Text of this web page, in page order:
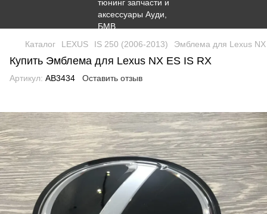
Каталог LEXUS IS 250 (2006-2013) Эмблема для Lexus NX
Купить Эмблема для Lexus NX ES IS RX
Артикул: AB3434 Оставить отзыв